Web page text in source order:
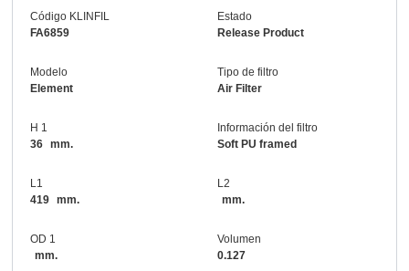
Código KLINFIL
FA6859
Estado
Release Product
Modelo
Element
Tipo de filtro
Air Filter
H 1
36 mm.
Información del filtro
Soft PU framed
L1
419 mm.
L2
mm.
OD 1
mm.
Volumen
0.127